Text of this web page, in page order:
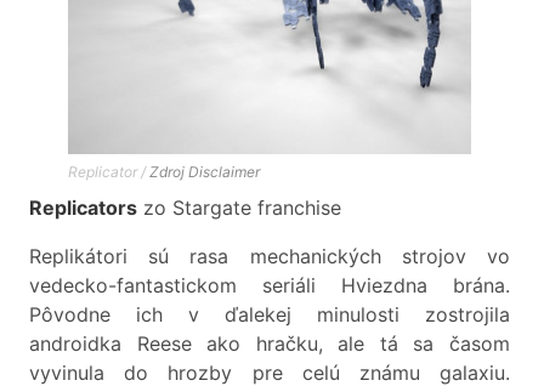
Replicator / Zdroj Disclaimer
Replicators zo Stargate franchise
Replikátori sú rasa mechanických strojov vo
vedecko-fantastickom seriáli Hviezdna brána.
Pôvodne ich v ďalekej minulosti zostrojila
androidka Reese ako hračku, ale tá sa časom
vyvinula do hrozby pre celú známu galaxiu.